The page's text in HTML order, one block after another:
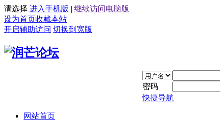
请选择 进入手机版 | 继续访问电脑版
设为首页收藏本站
开启辅助访问 切换到宽版
密码
快捷导航
网站首页